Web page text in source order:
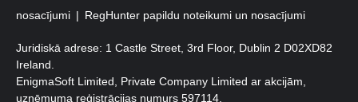
nosacījumi
RegHunter papildu noteikumi un nosacījumi
Juridiskā adrese: 1 Castle Street, 3rd Floor, Dublin 2 D02XD82
Ireland.
EnigmaSoft Limited, Private Company Limited ar akcijām,
uzņēmuma reģistrācijas numurs 597114.